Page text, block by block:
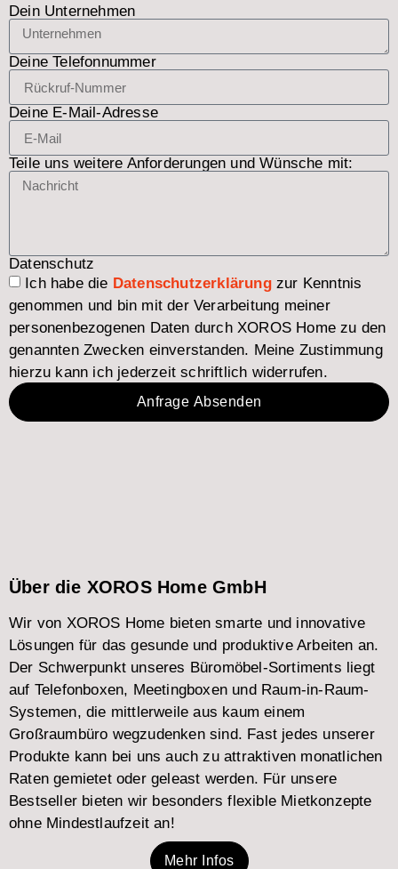
Dein Unternehmen
Deine Telefonnummer
Deine E-Mail-Adresse
Teile uns weitere Anforderungen und Wünsche mit:
Datenschutz
Ich habe die Datenschutzerklärungzur Kenntnis
genommen und bin mit der Verarbeitung meiner
personenbezogenen Daten durch XOROS Home zu den
genannten Zwecken einverstanden. Meine Zustimmung
hierzu kann ich jederzeit schriftlich widerrufen.
Anfrage Absenden
Über die XOROS Home GmbH
Wir von XOROS Home bieten smarte und innovative
Lösungen für das gesunde und produktive Arbeiten an.
Der Schwerpunkt unseres Büromöbel-Sortiments liegt
auf Telefonboxen, Meetingboxen und Raum-in-Raum-
Systemen, die mittlerweile aus kaum einem
Großraumbüro wegzudenken sind. Fast jedes unserer
Produkte kann bei uns auch zu attraktiven monatlichen
Raten gemietet oder geleast werden. Für unsere
Bestseller bieten wir besonders flexible Mietkonzepte
ohne Mindestlaufzeit an!
Mehr Infos